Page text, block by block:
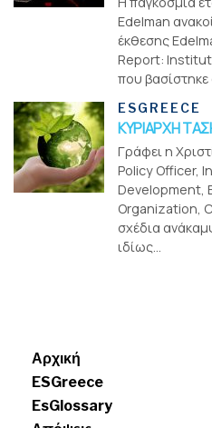
Edelman
έκθεσης
Report:
που βασίστηκε
ESGREECE
ΚΥΡΙΑΡΧΗ
Γράφει η
Policy Officer,
Development,
Organization,
σχέδια
ιδίως...
Αρχική
ESGreece
EsGlossary